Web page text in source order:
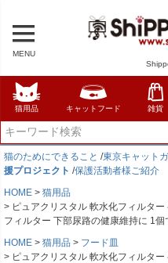
MENU
猫用品 キャットフード 雑貨
猫のためにできること /東京キャット
援プロジェクト /保護活動者様ご紹介
HOME
猫用品
ピュアクリスタル 軟水化フィルタ
フィルター 下部尿路の健康維持に 1
HOME
猫用品
フード皿
ピュアクリスタル 軟水化フィルタ